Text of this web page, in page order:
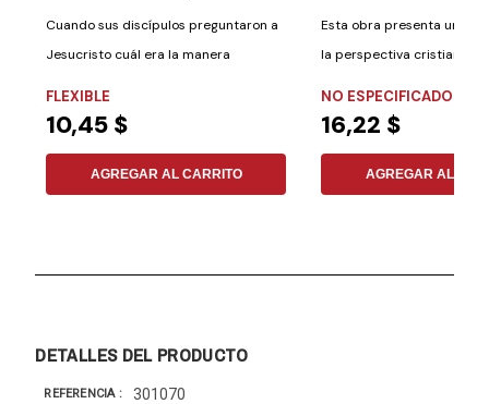
Cuando sus discípulos preguntaron a
Jesucristo cuál era la manera
FLEXIBLE
10,45 $
AGREGAR AL CARRITO
Esta obra presenta un
la perspectiva cristiana
NO ESPECIFICADO
16,22 $
AGREGAR AL
DETALLES DEL PRODUCTO
REFERENCIA 301070